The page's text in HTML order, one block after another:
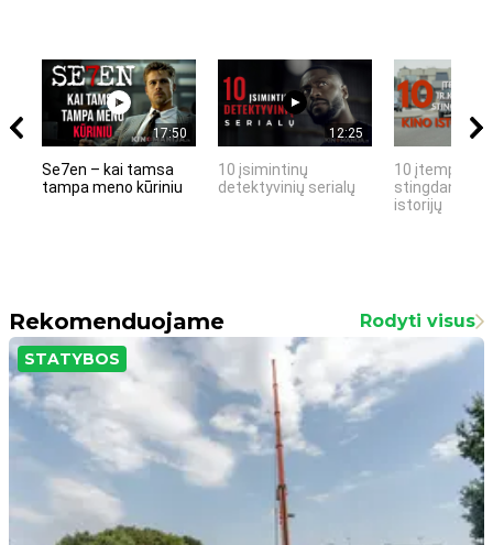
17:50
Se7en – kai tamsa
tampa meno kūriniu
12:25
10 įsimintinų
detektyvinių serialų
10 įtemptų,
stingdančių
istorijų
Rekomenduojame Rodyti visus
STATYBOS